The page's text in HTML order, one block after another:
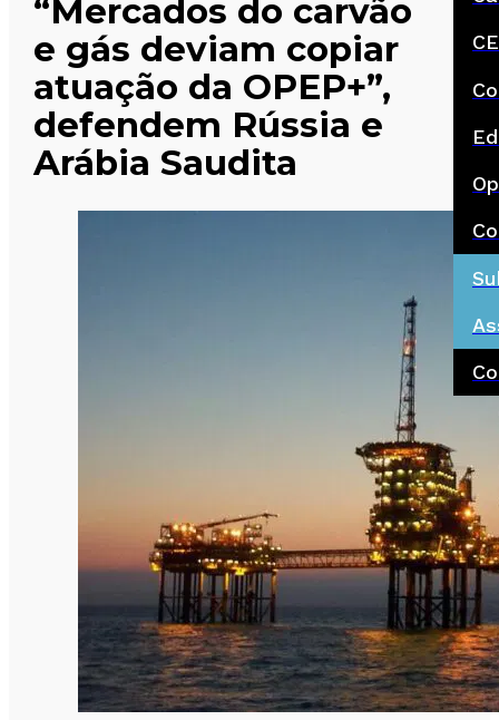
“Mercados do carvão
e gás deviam copiar
atuação da OPEP+”,
defendem Rússia e
Arábia Saudita